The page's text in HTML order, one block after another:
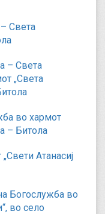
Света
– Света
„Света
во хармот
– Битола
Атанасиј
Богослужба во
во село